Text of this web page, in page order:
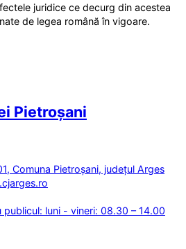
juridice ce decurg din acestea
de legea română în vigoare.
Pietroșani
Comuna Pietroșani, județul Arges
publicul: luni - vineri: 08.30 – 14.00